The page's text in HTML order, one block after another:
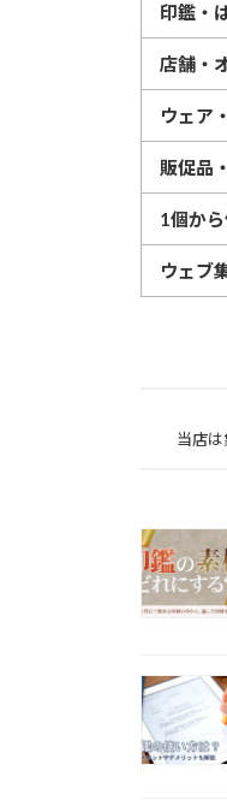
印鑑・
店舗・
ウェア
販促品
1個か
ウェブ
当店